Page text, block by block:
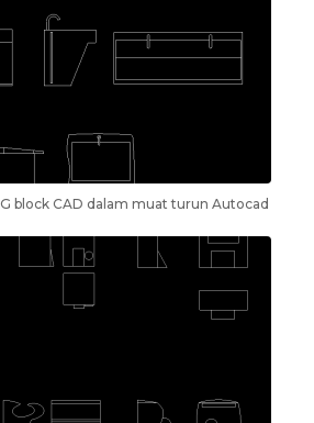
block CAD dalam muat turun Autocad